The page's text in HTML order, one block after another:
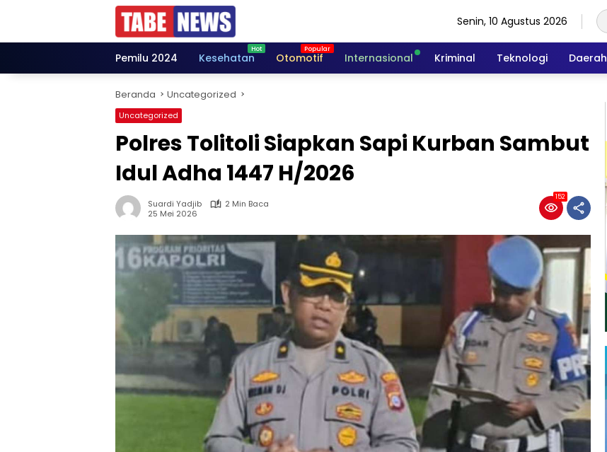
Senin, 10 Agustus 2026
Pemilu 2024 Kesehatan Otomotif Internasional Kriminal Teknologi Daerah
Beranda Uncategorized
Uncategorized
Polres Tolitoli Siapkan Sapi Kurban Sambut
Idul Adha 1447 H/2026
Suardi Yadjib
2 Min Baca
25 Mei 2026
152